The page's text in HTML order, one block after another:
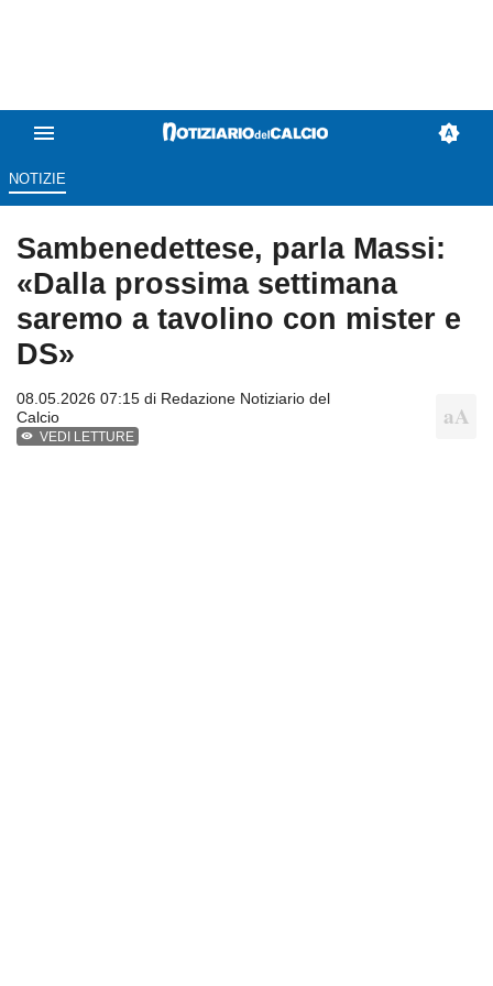
NOTIZIE
Sambenedettese, parla Massi:
«Dalla prossima settimana
saremo a tavolino con mister e
DS»
08.05.2026 07:15 di Redazione Notiziario del
Calcio
VEDI LETTURE